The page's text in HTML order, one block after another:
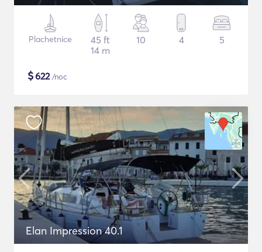
Plachetnice
45 ft
14 m
10 4 5
$622/noc
Elan Impression 40.1